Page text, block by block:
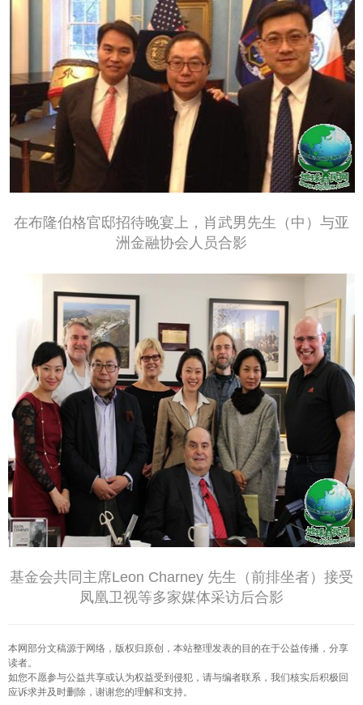
在布隆伯格官邸招待晚宴上，肖武男先生（中）与亚
洲金融协会人员合影
基金会共同主席Leon Charney 先生（前排坐者）接受
凤凰卫视等多家媒体采访后合影
本网部分文稿源于网络，版权归原创，本站整理发表的目的在于公益传播，分享
读者。
如您不愿参与公益共享或认为权益受到侵犯，请与编者联系，我们核实后积极回
应诉求并及时删除，谢谢您的理解和支持。